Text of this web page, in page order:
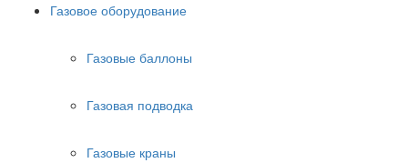
Газовое оборудование
Газовые баллоны
Газовая подводка
Газовые краны